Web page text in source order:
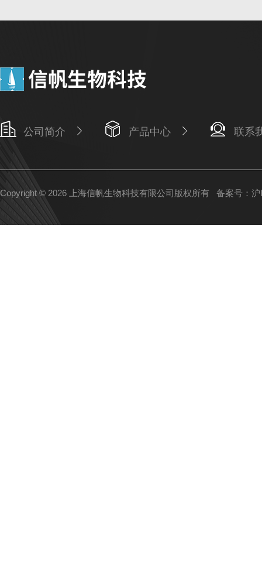
公司简介 产品中心 联系
Copyright © 2026 上海信帆生物科技有限公司版权所有 备案号：